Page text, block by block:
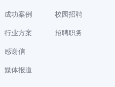
成功案例
行业方案
感谢信
媒体报道
校园招聘
招聘职务